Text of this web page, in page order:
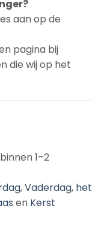
aan op de
pagina bij
die wij op het
1–2
,Vaderdag, het
en Kerst